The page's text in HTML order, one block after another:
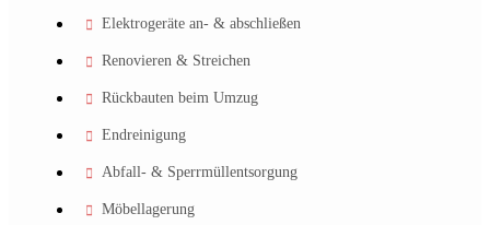
Elektrogeräte an- & abschließen
Renovieren & Streichen
Rückbauten beim Umzug
Endreinigung
Abfall- & Sperrmüllentsorgung
Möbellagerung